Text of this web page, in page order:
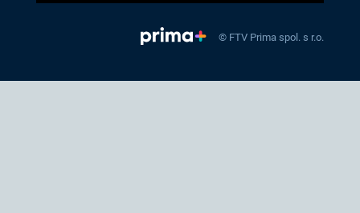
© FTV Prima spol. s r.o.